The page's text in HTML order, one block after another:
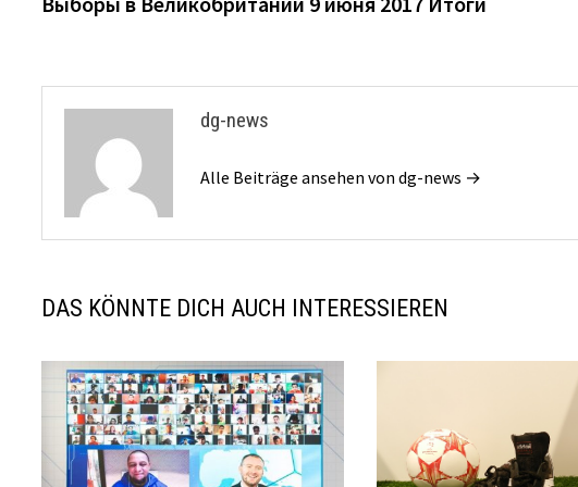
Navigation
dg-news
Alle Beiträge ansehen von dg-news →
DAS KÖNNTE DICH AUCH INTERESSIEREN